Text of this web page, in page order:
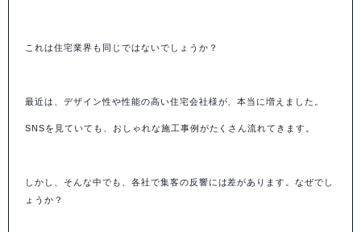
これは住宅業界も同じではないでしょうか？
最近は、デザイン性や性能の高い住宅会社様が、本当に増えました。
SNSを見ていても、おしゃれな施工事例がたくさん流れてきます。
しかし、そんな中でも、各社で集客の反響には差があります。なぜでし
ょうか？